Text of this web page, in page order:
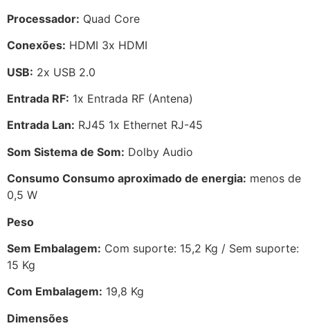
Processador: Quad Core
Conexões: HDMI 3x HDMI
USB: 2x USB 2.0
Entrada RF: 1x Entrada RF (Antena)
Entrada Lan: RJ45 1x Ethernet RJ-45
Som Sistema de Som: Dolby Audio
Consumo Consumo aproximado de energia: menos de
0,5 W
Peso
Sem Embalagem: Com suporte: 15,2 Kg / Sem suporte:
15 Kg
Com Embalagem: 19,8 Kg
Dimensões